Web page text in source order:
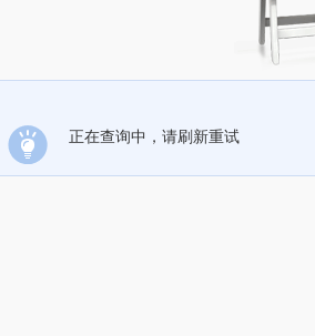
正在查询中，请刷新重试